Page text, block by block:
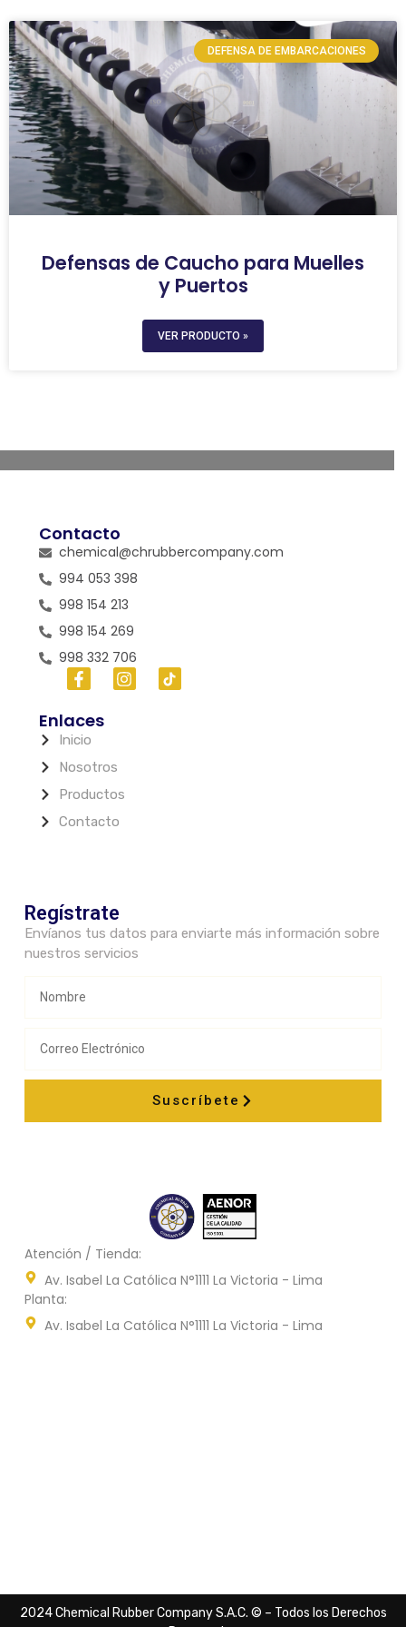
DEFENSA DE EMBARCACIONES
Defensas de Caucho para Muelles
y Puertos
VER PRODUCTO »
Atención / Tienda:
Av. Isabel La Católica N°1111 La Victoria - Lima
Planta:
Av. Isabel La Católica N°1111 La Victoria - Lima
Contacto
chemical@chrubbercompany.com
994 053 398
998 154 213
998 154 269
998 332 706
Enlaces
Inicio
Nosotros
Productos
Contacto
Regístrate
Envíanos tus datos para enviarte más información sobre
nuestros servicios
Suscríbete
2024 Chemical Rubber Company S.A.C. © – Todos los Derechos